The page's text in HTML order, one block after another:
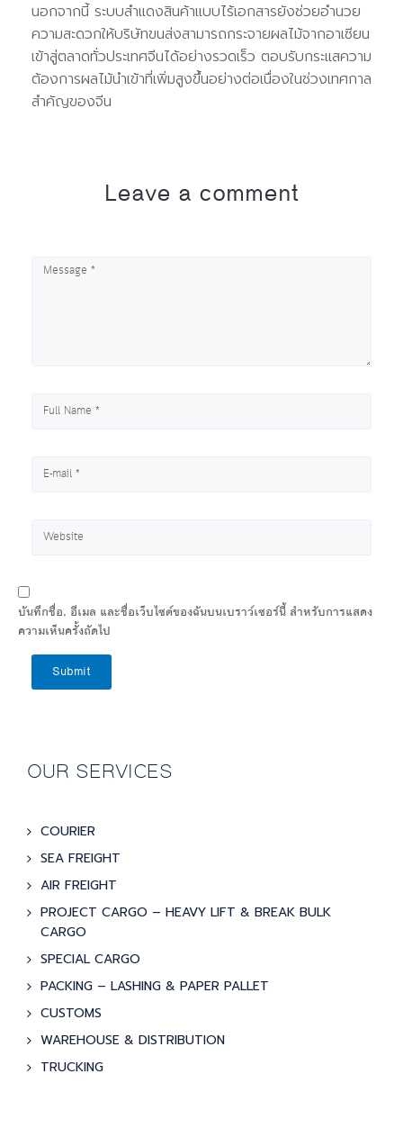
นอกจากนี้ ระบบสำแดงสินค้าแบบไร้เอกสารยังช่วยอำนวย
ความสะดวกให้บริษัทขนส่งสามารถกระจายผลไม้จากอาเซียน
เข้าสู่ตลาดทั่วประเทศจีนได้อย่างรวดเร็ว ตอบรับกระแสความ
ต้องการผลไม้นำเข้าที่เพิ่มสูงขึ้นอย่างต่อเนื่องในช่วงเทศกาล
สำคัญของจีน
Leave a comment
บันทึกชื่อ, อีเมล และชื่อเว็บไซต์ของฉันบนเบราว์เซอร์นี้ สำหรับการแสดง
ความเห็นครั้งถัดไป
Submit
OUR SERVICES
COURIER
SEA FREIGHT
AIR FREIGHT
PROJECT CARGO – HEAVY LIFT & BREAK BULK
CARGO
SPECIAL CARGO
PACKING – LASHING & PAPER PALLET
CUSTOMS
WAREHOUSE & DISTRIBUTION
TRUCKING